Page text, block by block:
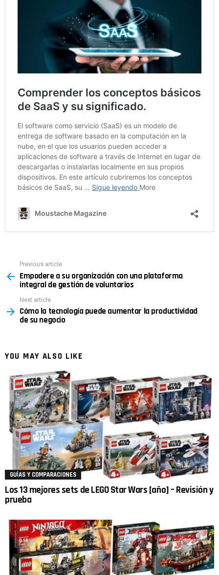
more
Previous article
Empodere a su organización con una plataforma
integral de gestión de voluntarios
Next article
Cómo la tecnología puede aumentar la productividad
de su negocio
YOU MAY ALSO LIKE
GUÍAS Y COMPARACIONES
Los 13 mejores sets de LEGO Star Wars [año] – Revisión y
prueba